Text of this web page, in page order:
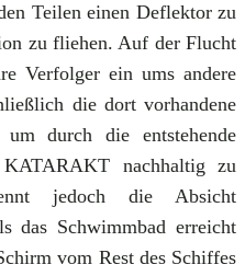
Teilen einen Deflektor zu
zu fliehen. Auf der Flucht
Verfolger ein ums andere
die dort vorhandene
um durch die entstehende
nachhaltig zu
jedoch die Absicht
das Schwimmbad erreicht
vom Rest des Schiffes